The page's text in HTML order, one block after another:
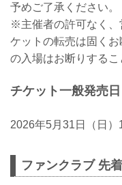
予めご了承ください。
※主催者の許可なく、
ケットの転売は固く
の入場はお断りするこ
チケット一般発売日
2026年5月31日（日）
ファンクラブ 先